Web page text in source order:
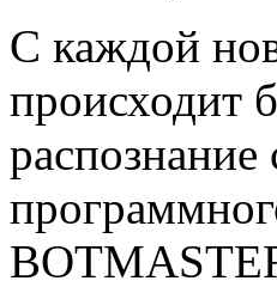
С каждой
происходит
распознание